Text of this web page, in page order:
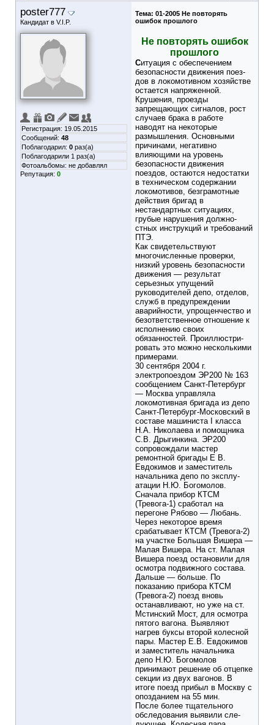
poster777
Кандидат в V.I.P.
Регистрация: 19.05.2015
Сообщений: 48
Поблагодарил: 0 раз(а)
Поблагодарили 1 раз(а)
Фотоальбомы: не добавлял
Репутация: 0
Тема: 01-2005 Не повторять
ошибок прошлого
Не повторять ошибок
прошлого
Ситуация с обеспечением
безопасности движения поез­
дов в локомотивном хозяйстве
остается напряженной.
Крушения, проезды
запрещающих сигналов, рост
случаев брака в работе
наводят на некоторые
размышления. Основ­ными
причинами, негативно
влияющими на уровень
безопас­ности движения
поездов, остаются недостатки
в техничес­ком содержании
локомотивов, безграмотные
действия бри­гад в
нестандартных ситуациях,
грубые нарушения должно­
стных инструкций и требований
ПТЭ.
Как свидетельствуют
многочисленные проверки,
низкий уровень безопасности
движения — результат
серьезных упущений
руководителей депо, отделов,
служб в предупреж­дении
аварийности, упрощенчество и
безответственное от­ношение к
исполнению своих
обязанностей. Проиллюстри­
ровать это можно несколькими
примерами.
30 сентября 2004 г.
электропоездом ЭР200 № 163
сооб­щением Санкт-Петербург
— Москва управляла
локомотив­ная бригада из депо
Санкт-Петербург-Московский в
составе машиниста I класса
Н.А. Николаева и помощника
С.В. Дрыгинкина. ЭР200
сопровождали мастер
ремонтной бригады Е В.
Евдокимов и заместитель
начальника депо по эксплу­
атации Н.Ю. Богомолов.
Сначала прибор КТСМ
(Тревога-1) сработал на
перегоне Рябово — Любань.
Через некоторое время
срабатывает КТСМ (Тревога-2)
на участке Большая Вишера —
Малая Вишера. На ст. Малая
Вишера поезд ос­тановили для
осмотра подвижного состава.
Дальше — больше. По
показанию прибора КТСМ
(Трево­га-2) поезд вновь
останавливают, но уже на ст.
Мстинский Мост, для осмотра
пятого вагона. Выявляют
нагрев буксы второй колесной
пары. Мастер Е.В. Евдокимов
и замести­тель начальника
депо Н.Ю. Богомолов
принимают решение об отцепке
секции из двух вагонов. В
итоге поезд прибыл в Москву с
опозданием на 55 мин.
После более тщательного
обследования выявили сле­